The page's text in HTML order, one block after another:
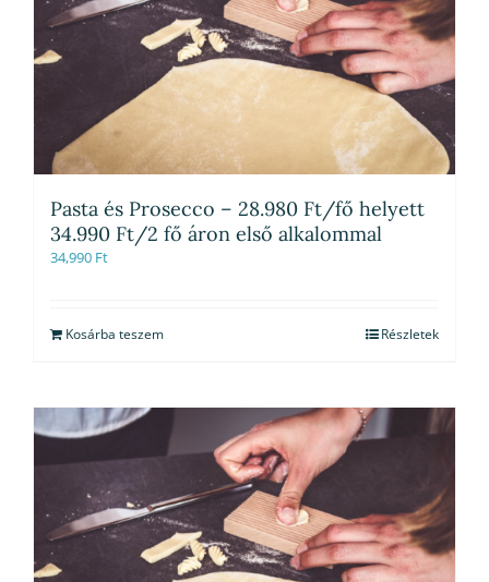
Pasta és Prosecco – 28.980 Ft/fő helyett
34.990 Ft/2 fő áron első alkalommal
34,990 Ft
Kosárba teszem Részletek